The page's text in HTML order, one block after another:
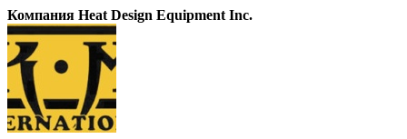
Компания Heat Design Equipment Inc.